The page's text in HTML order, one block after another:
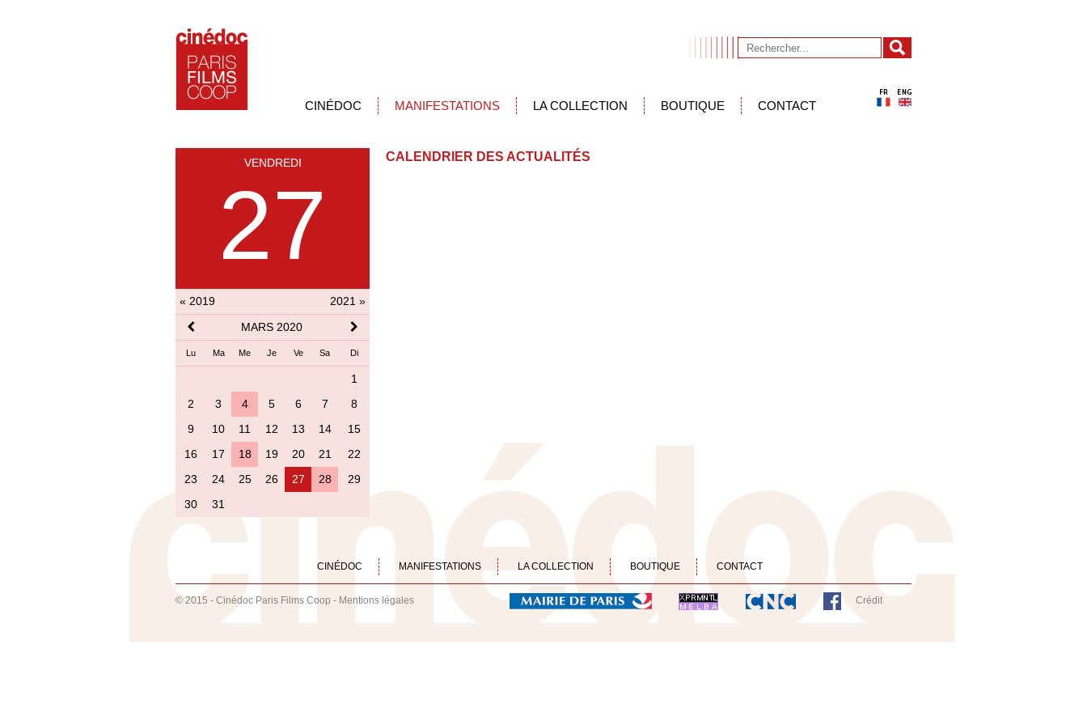
CINÉDOC MANIFESTATIONS LA COLLECTION BOUTIQUE CONTACT
VENDREDI
27
« 2019
2021 »
MARS 2020
Lu Ma Me Je Ve Sa Di
1
2
3 4 5 6 7
8
9
10 11 12 13 14
15
16
17 18 19 20 21
22
23
24 25 26 27 28
29
30
31
CALENDRIER DES ACTUALITÉS
CINÉDOC MANIFESTATIONS LA COLLECTION BOUTIQUE CONTACT
© 2015 - Cinédoc Paris Films Coop - Mentions légales Crédit